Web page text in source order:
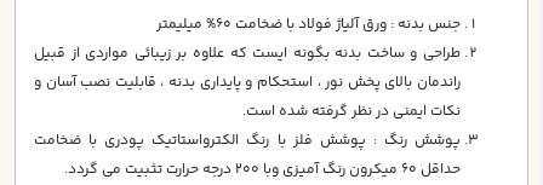
جنس بدنه : ورق آلياژ فولاد با ضخامت 60% ميليمتر
طراحي و ساخت بدنه بگونه ايست كه علاوه بر زيبائي مواردي از قبيل
راندمان بالاي پخش نور ، استحكام و پايداري بدنه ، قابليت نصب آسان و
نكات ايمني در نظر گرفته شده است.
پوشش رنگ : پوشش فلز با رنگ الكترواستاتيك پودري با ضخامت
حداقل 60 ميكرون رنگ آميزي وبا 200 درجه حرارت تثبيت مي گردد.